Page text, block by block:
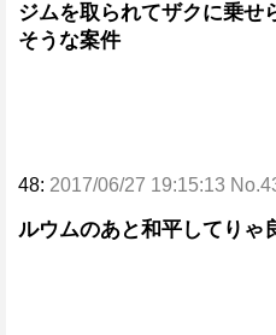
ジムを取られてザクに乗せ
そうな案件
48: 2017/06/27 19:15:13
ルウムのあと和平してりゃ